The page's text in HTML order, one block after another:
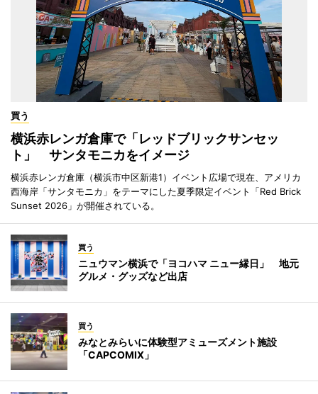
買う
横浜赤レンガ倉庫で「レッドブリックサンセッ
ト」 サンタモニカをイメージ
横浜赤レンガ倉庫（横浜市中区新港1）イベント広場で現在、アメリカ
西海岸「サンタモニカ」をテーマにした夏季限定イベント「Red Brick
Sunset 2026」が開催されている。
買う
ニュウマン横浜で「ヨコハマ ニュー縁日」 地元
グルメ・グッズなど出店
買う
みなとみらいに体験型アミューズメント施設
「CAPCOMIX」